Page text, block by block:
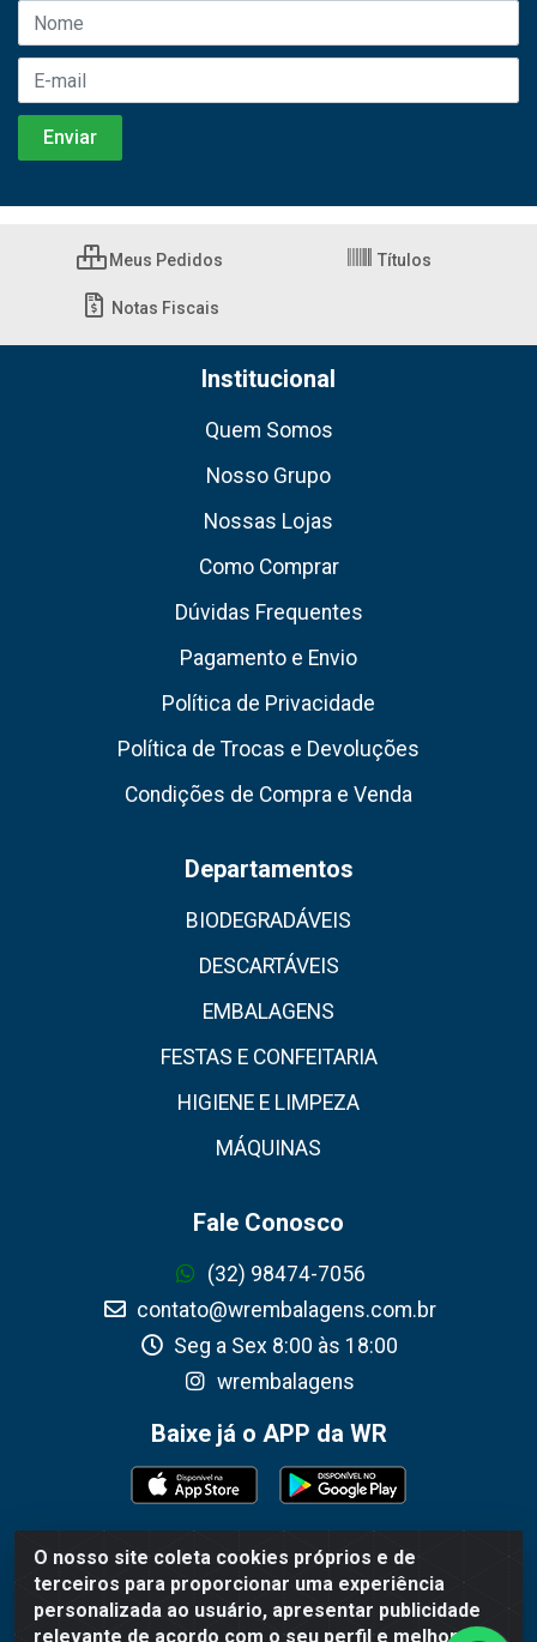
O nosso site coleta cookies próprios e de
terceiros para proporcionar uma experiência
personalizada ao usuário, apresentar publicidade
relevante de acordo com o seu perfil e melhorar a
Meus Pedidos Títulos
Notas Fiscais
Institucional
Quem Somos
Nosso Grupo
Nossas Lojas
Como Comprar
Dúvidas Frequentes
Pagamento e Envio
Política de Privacidade
Política de Trocas e Devoluções
Condições de Compra e Venda
Departamentos
BIODEGRADÁVEIS
DESCARTÁVEIS
EMBALAGENS
FESTAS E CONFEITARIA
HIGIENE E LIMPEZA
MÁQUINAS
Fale Conosco
(32) 98474-7056
contato@wrembalagens.com.br
Seg a Sex 8:00 às 18:00
wrembalagens
Baixe já o APP da WR
WR Embalagens - R. Cel. Teodoro Gomes de Araújo, 1360 -
Grogotó - Barbacena / MG - CEP 36202-628 - CNPJ
02.692.206/0001-55